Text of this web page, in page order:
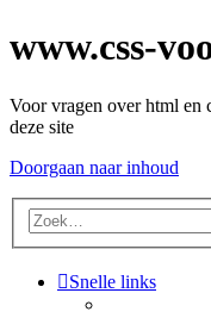
www.css-
Voor vragen over html en
deze site
Doorgaan naar inhoud
Snelle links